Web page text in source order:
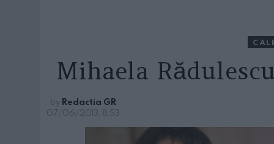
Mihaela
by Redactia GR
07/06/2013, 8:53